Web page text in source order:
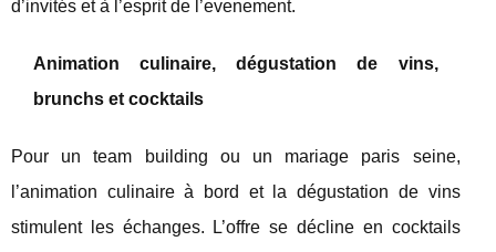
d’invités et à l’esprit de l’evenement.
Animation culinaire, dégustation de vins,
brunchs et cocktails
Pour un team building ou un mariage paris seine,
l’animation culinaire à bord et la dégustation de vins
stimulent les échanges. L’offre se décline en cocktails